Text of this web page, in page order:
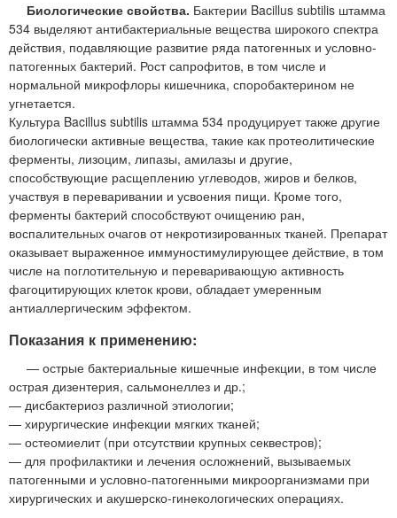
Биологические свойства. Бактерии Bacillus subtilis штамма
534 выделяют антибактериальные вещества широкого спектра
действия, подавляющие развитие ряда патогенных и условно-
патогенных бактерий. Рост сапрофитов, в том числе и
нормальной микрофлоры кишечника, споробактерином не
угнетается.
Культура Bacillus subtilis штамма 534 продуцирует также другие
биологически активные вещества, такие как протеолитические
ферменты, лизоцим, липазы, амилазы и другие,
способствующие расщеплению углеводов, жиров и белков,
участвуя в переваривании и усвоения пищи. Кроме того,
ферменты бактерий способствуют очищению ран,
воспалительных очагов от некротизированных тканей. Препарат
оказывает выраженное иммуностимулирующее действие, в том
числе на поглотительную и переваривающую активность
фагоцитирующих клеток крови, обладает умеренным
антиаллергическим эффектом.
Показания к применению:
— острые бактериальные кишечные инфекции, в том числе
острая дизентерия, сальмонеллез и др.;
— дисбактериоз различной этиологии;
— хирургические инфекции мягких тканей;
— остеомиелит (при отсутствии крупных секвестров);
— для профилактики и лечения осложнений, вызываемых
патогенными и условно-патогенными микроорганизмами при
хирургических и акушерско-гинекологических операциях.